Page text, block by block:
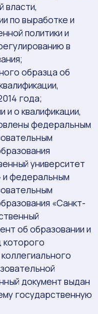
власти,
по выработке и
политики и
в
образца об
года;
и о квалификации,
федеральным
университет
федеральным
«Санкт-
об образовании и
которого
документ выдан
государственную